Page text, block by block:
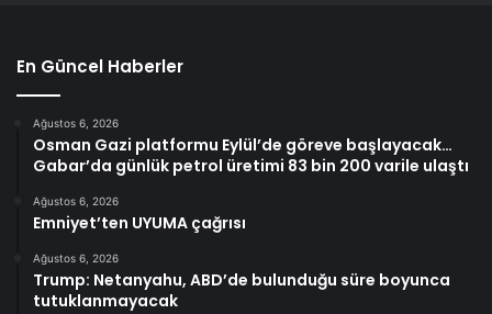
En Güncel Haberler
Ağustos 6, 2026
Osman Gazi platformu Eylül’de göreve başlayacak…
Gabar’da günlük petrol üretimi 83 bin 200 varile ulaştı
Ağustos 6, 2026
Emniyet’ten UYUMA çağrısı
Ağustos 6, 2026
Trump: Netanyahu, ABD’de bulunduğu süre boyunca
tutuklanmayacak